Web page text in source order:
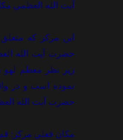
آيت الله العظمي
اين مرکز که
زير نظر معظم لهو
نموده است و در
حضرت آيت الله
مکان فعلي مرکز: